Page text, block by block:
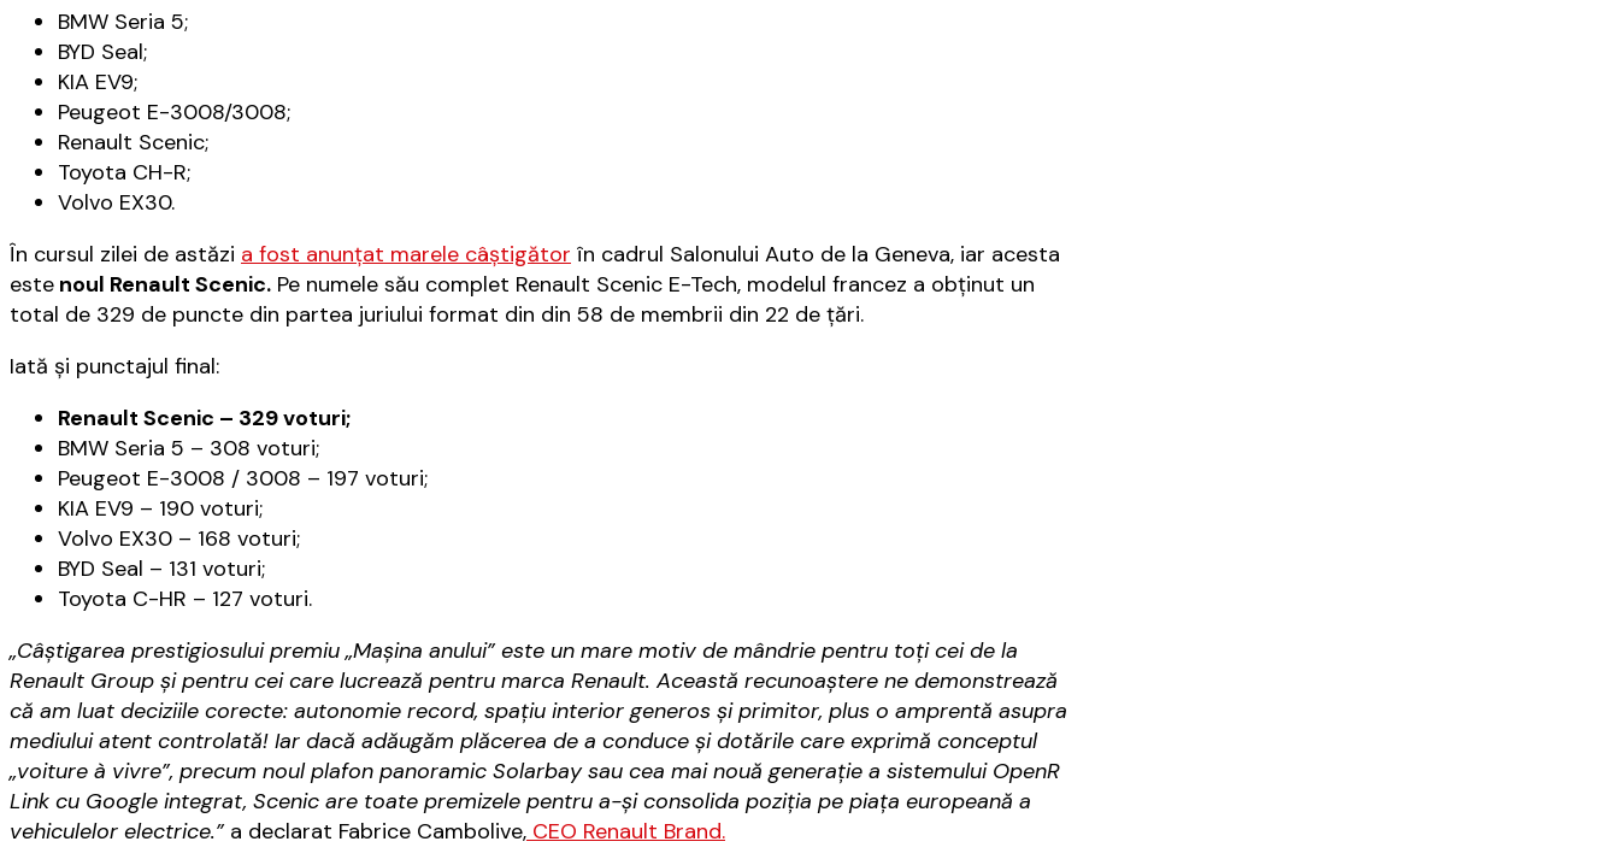
BMW Seria 5;
BYD Seal;
KIA EV9;
Peugeot E-3008/3008;
Renault Scenic;
Toyota CH-R;
Volvo EX30.
În cursul zilei de astăzi a fost anunţat marele câştigător în cadrul Salonului Auto de la Geneva, iar acesta
este noul Renault Scenic. Pe numele său complet Renault Scenic E-Tech, modelul francez a obţinut un
total de 329 de puncte din partea juriului format din din 58 de membrii din 22 de ţări.
Iată şi punctajul final:
Renault Scenic – 329 voturi;
BMW Seria 5 – 308 voturi;
Peugeot E-3008 / 3008 – 197 voturi;
KIA EV9 – 190 voturi;
Volvo EX30 – 168 voturi;
BYD Seal – 131 voturi;
Toyota C-HR – 127 voturi.
„Câștigarea prestigiosului premiu „Mașina anului” este un mare motiv de mândrie pentru toți cei de la
Renault Group și pentru cei care lucrează pentru marca Renault. Această recunoaștere ne demonstrează
că am luat deciziile corecte: autonomie record, spațiu interior generos și primitor, plus o amprentă asupra
mediului atent controlată! Iar dacă adăugăm plăcerea de a conduce și dotările care exprimă conceptul
„voiture à vivre”, precum noul plafon panoramic Solarbay sau cea mai nouă generație a sistemului OpenR
Link cu Google integrat, Scenic are toate premizele pentru a-și consolida poziția pe piața europeană a
vehiculelor electrice.” a declarat Fabrice Cambolive, CEO Renault Brand.